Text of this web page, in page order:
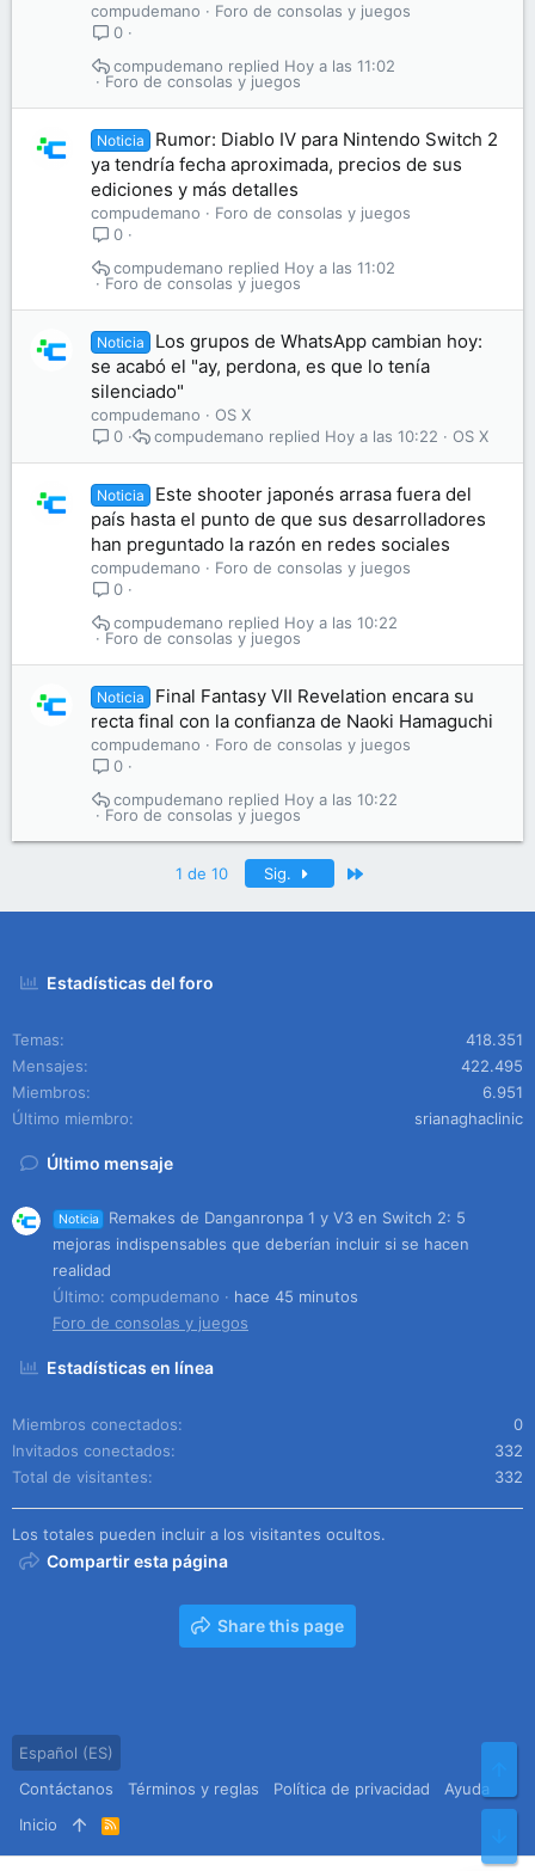
compudemano
Foro de consolas y juegos
0
Foro de consolas y juegos
Hoy a las 11:02
compudemano
Noticia
Rumor: Diablo IV para Nintendo Switch 2
ya tendría fecha aproximada, precios de sus
ediciones y más detalles
compudemano
Foro de consolas y juegos
0
Foro de consolas y juegos
Hoy a las 11:02
compudemano
Noticia
Los grupos de WhatsApp cambian hoy:
se acabó el "ay, perdona, es que lo tenía
silenciado"
compudemano
OS X
0
OS X
Hoy a las 10:22
compudemano
Noticia
Este shooter japonés arrasa fuera del
país hasta el punto de que sus desarrolladores
han preguntado la razón en redes sociales
compudemano
Foro de consolas y juegos
0
Foro de consolas y juegos
Hoy a las 10:22
compudemano
Noticia
Final Fantasy VII Revelation encara su
recta final con la confianza de Naoki Hamaguchi
compudemano
Foro de consolas y juegos
0
Foro de consolas y juegos
Hoy a las 10:22
compudemano
1 de 10 Sig.
Estadísticas del foro
Temas
418.351
Mensajes
422.495
Miembros
6.951
Último miembro
srianaghaclinic
Último mensaje
Noticia
Remakes de Danganronpa 1 y V3 en Switch 2: 5
mejoras indispensables que deberían incluir si se hacen
realidad
Último: compudemano
hace 45 minutos
Foro de consolas y juegos
Estadísticas en línea
Miembros conectados
0
Invitados conectados
332
Total de visitantes
332
Los totales pueden incluir a los visitantes ocultos.
Compartir esta página
Share this page
Español (ES)
Contáctanos
Términos y reglas Política de privacidad
Ayuda
Inicio
R
S
S